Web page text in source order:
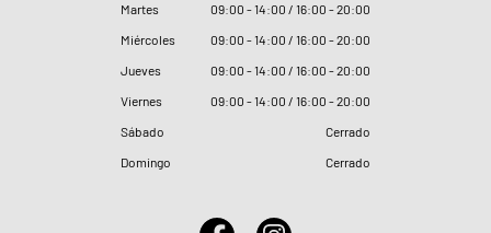
Martes
09:00 - 14:00 / 16:00 - 20:00
Miércoles
09:00 - 14:00 / 16:00 - 20:00
Jueves
09:00 - 14:00 / 16:00 - 20:00
Viernes
09:00 - 14:00 / 16:00 - 20:00
Sábado
Cerrado
Domingo
Cerrado